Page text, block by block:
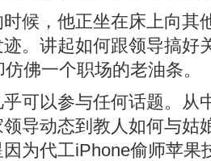
候，他正坐在床上向其
。讲起如何跟领导搞好
佛一个职场的老油条。
可以参与任何话题。从
导动态到教人如何与姑
为代工iPhone偷师苹果